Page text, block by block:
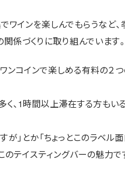
ワインを楽しんでもらうなど、
係づくりに取り組んでいます
ンコインで楽しめる有料の２
く、1時間以上滞在する方もい
が」とか「ちょっとこのラベル
のテイスティングバーの魅力で